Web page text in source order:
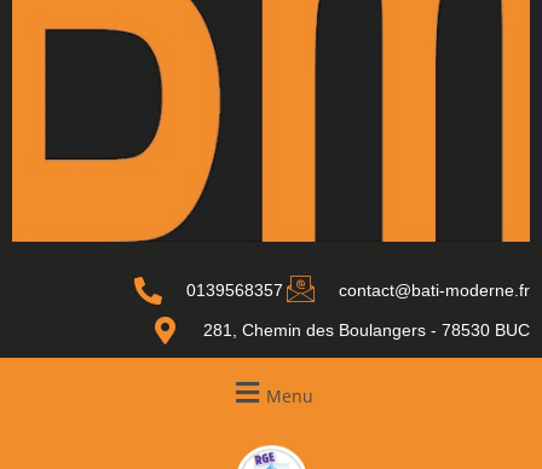
0139568357 contact@bati-moderne.fr
281, Chemin des Boulangers - 78530 BUC
Menu